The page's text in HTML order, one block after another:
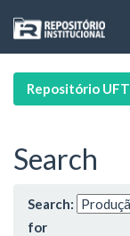
navigation
Repositório UFT
Search
Search:
for